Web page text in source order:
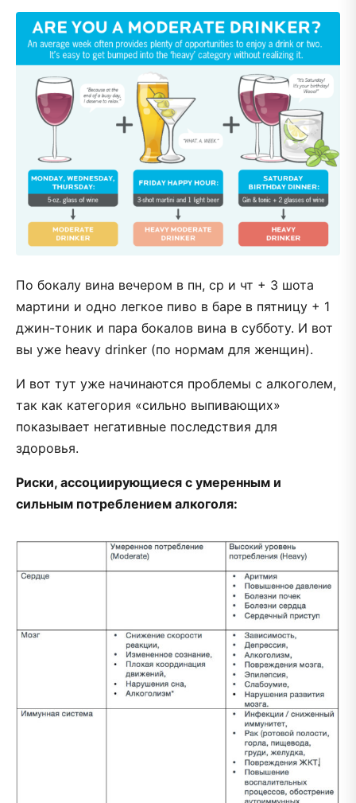
По бокалу вина вечером в пн, ср и чт + 3 шота
мартини и одно легкое пиво в баре в пятницу + 1
джин-тоник и пара бокалов вина в субботу. И вот
вы уже heavy drinker (по нормам для женщин).
И вот тут уже начинаются проблемы с алкоголем,
так как категория «сильно выпивающих»
показывает негативные последствия для
здоровья.
Риски, ассоциирующиеся с умеренным и
сильным потреблением алкоголя: